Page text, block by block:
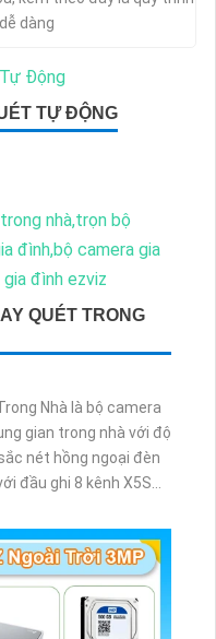
dàng
TỰ ĐỘNG
QUÉT TRONG
Nhà là bộ camera
gian trong nhà với độ
nét hồng ngoại đèn
đầu ghi 8 kênh X5S